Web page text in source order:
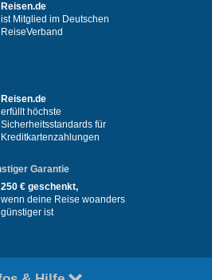
Reisen.de
ist Mitglied im Deutschen
ReiseVerband
Reisen.de
erfüllt höchste
Sicherheitsstandards für
Kreditkartenzahlungen
Garantie
250 € geschenkt,
wenn deine Reise woanders
günstiger ist